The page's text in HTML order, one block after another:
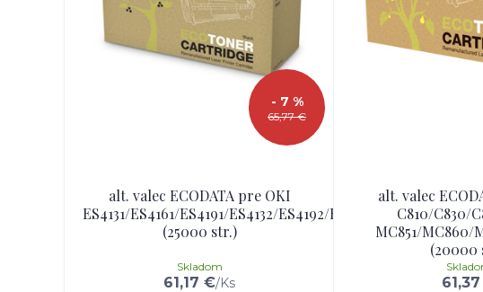
65,77 €
- 7 %
alt. valec ECODATA pre OKI
ES4131/ES4161/ES4191/ES4132/ES4192/ES5112/ES5162
(25000 str.)
61,17 €/Ks
Skladom
alt. valec
C810/C830/
MC851/MC860/
(20000